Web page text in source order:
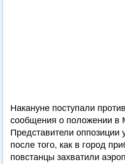
Накануне поступали
сообщения о положении в
Представители оппозиции
после того, как в город
повстанцы захватили